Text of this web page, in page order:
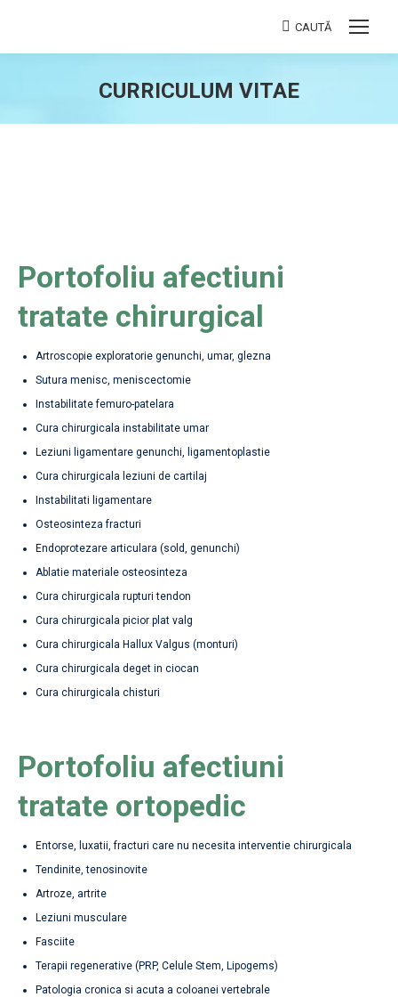
Search:
CAUTĂ
CURRICULUM VITAE
Portofoliu afectiuni
tratate chirurgical
Artroscopie exploratorie genunchi, umar, glezna
Sutura menisc, meniscectomie
Instabilitate femuro-patelara
Cura chirurgicala instabilitate umar
Leziuni ligamentare genunchi, ligamentoplastie
Cura chirurgicala leziuni de cartilaj
Instabilitati ligamentare
Osteosinteza fracturi
Endoprotezare articulara (sold, genunchi)
Ablatie materiale osteosinteza
Cura chirurgicala rupturi tendon
Cura chirurgicala picior plat valg
Cura chirurgicala Hallux Valgus (monturi)
Cura chirurgicala deget in ciocan
Cura chirurgicala chisturi
Portofoliu afectiuni
tratate ortopedic
Entorse, luxatii, fracturi care nu necesita interventie chirurgicala
Tendinite, tenosinovite
Artroze, artrite
Leziuni musculare
Fasciite
Terapii regenerative (PRP, Celule Stem, Lipogems)
Patologia cronica si acuta a coloanei vertebrale